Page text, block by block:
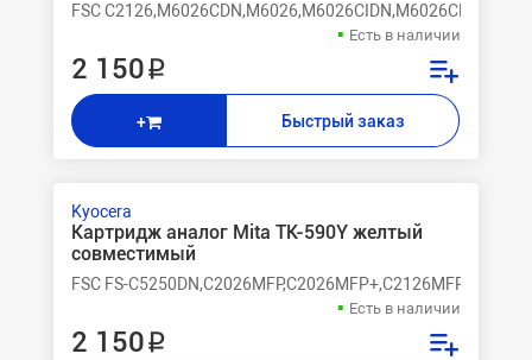
FSC
Есть в наличии
2 150 ₽
+ Быстрый заказ
Kyocera
Картридж аналог Mita TK-590Y желтый
совместимый
FSC FS-
Есть в наличии
2 150 ₽